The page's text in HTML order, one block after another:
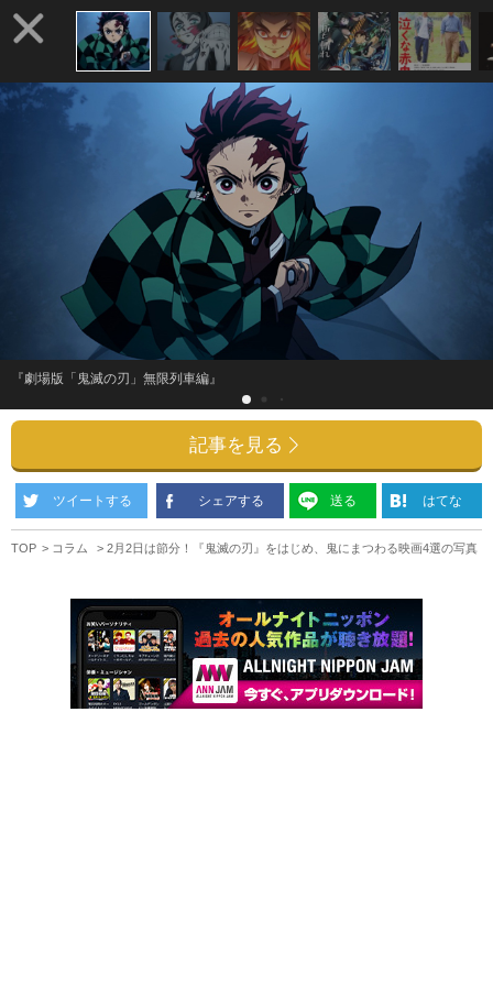
『劇場版「鬼滅の刃」無限列車編』
記事を見る
ツイートする シェアする 送る はてな
TOP コラム 2月2日は節分！『鬼滅の刃』をはじめ、鬼にまつわる映画4選の写真